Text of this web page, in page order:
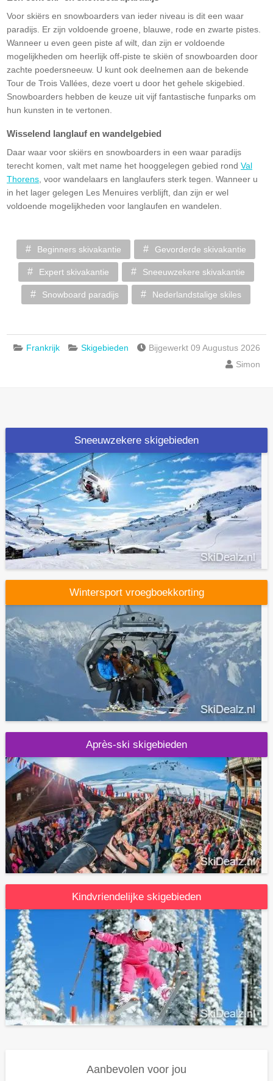
Voor skiërs en snowboarders van ieder niveau is dit een waar
paradijs. Er zijn voldoende groene, blauwe, rode en zwarte pistes.
Wanneer u even geen piste af wilt, dan zijn er voldoende
mogelijkheden om heerlijk off-piste te skiën of snowboarden door
zachte poedersneeuw. U kunt ook deelnemen aan de bekende
Tour de Trois Vallées, deze voert u door het gehele skigebied.
Snowboarders hebben de keuze uit vijf fantastische funparks om
hun kunsten in te vertonen.
Wisselend langlauf en wandelgebied
Daar waar voor skiërs en snowboarders in een waar paradijs
terecht komen, valt met name het hooggelegen gebied rond Val
Thorens , voor wandelaars en langlaufers sterk tegen. Wanneer u
in het lager gelegen Les Menuires verblijft, dan zijn er wel
voldoende mogelijkheden voor langlaufen en wandelen.
Beginners skivakantie Gevorderde skivakantie
Expert skivakantie Sneeuwzekere skivakantie
Snowboard paradijs Nederlandstalige skiles
Frankrijk Skigebieden
Bijgewerkt 09 Augustus 2026
Simon
Sneeuwzekere skigebieden
Wintersport vroegboekkorting
Après-ski skigebieden
Kindvriendelijke skigebieden
Aanbevolen voor jou